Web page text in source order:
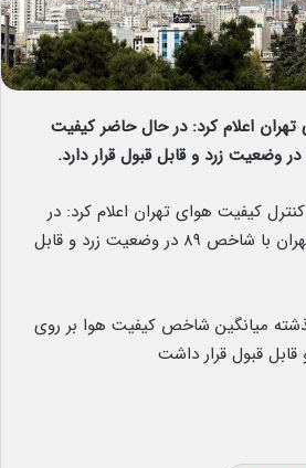
اعلام کرد: در حال حاضر کیفیت
کیفیت هوای تهران اعلام کرد: در
حال حاضر کیفیت هوای تهران با شاخص ۸۹ در وضعیت زرد و قابل
ساعت گذشته میانگین شاخص کیفیت هوا بر روی